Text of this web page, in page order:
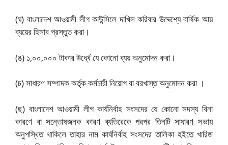
(ঘ) বাংলাদেশ আওয়ামী লীগ কাউন্সিলে দাখিল করিবার উদ্দেশ্যে বার্ষিক আয়
ব্যয়ের হিসাব প্রস্তুত করা।
(ঙ) ১,০০,০০০ টাকার উর্ধ্বে যে কোনো ব্যয় অনুমোদন করা।
(চ) সাধারণ সম্পাদক কর্তৃক কর্মচারী নিয়োগ বা বরখাস্ত অনুমোদন করা ।
(ছ) বাংলাদেশ আওয়ামী লীগ কার্যনির্বাহ সংসদের যে কোনো সদস্য বিনা
কারণে বা সন্তোষজনক কারণ ব্যতিরেকে পরপর তিনটি সাধারণ সভায়
অনুপস্থিত থাকিলে তাহার নাম কার্যনির্বাহ সংসদের তালিকা হইতে খারিজ